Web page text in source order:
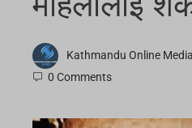
Kathmandu Online Media
0 Comments